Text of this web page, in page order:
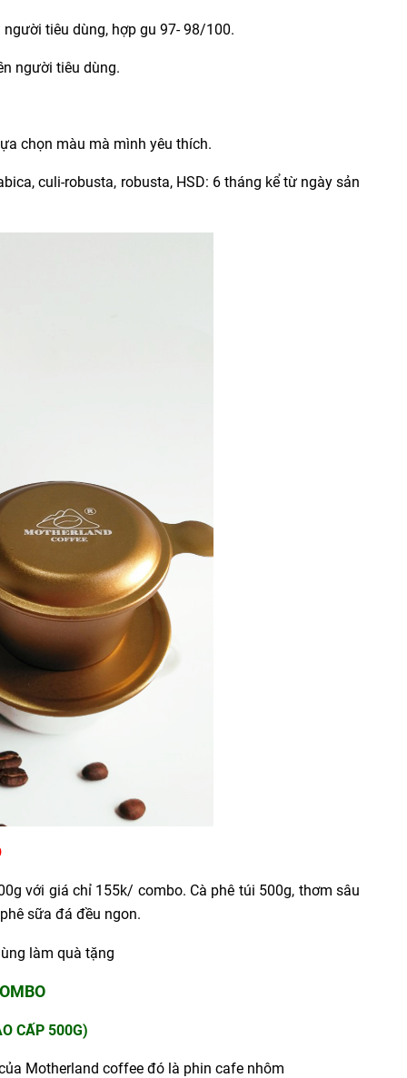
tiêu dùng, hợp gu 97- 98/100.
người tiêu dùng.
chọn màu mà mình yêu thích.
culi-robusta, robusta, HSD: 6 tháng kể từ ngày sản
với giá chỉ 155k/ combo. Cà phê túi 500g, thơm sâu
sữa đá đều ngon.
CẤP 500G)
Motherland coffee đó là phin cafe nhôm